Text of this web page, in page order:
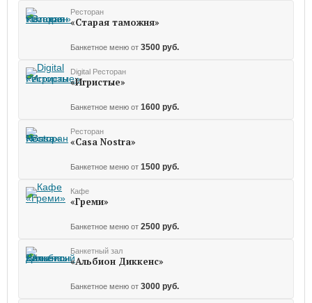
Ресторан
«Старая таможня»
Банкетное меню от 3500 руб.
Digital Ресторан
«Игристые»
Банкетное меню от 1600 руб.
Ресторан
«Casa Nostra»
Банкетное меню от 1500 руб.
Кафе
«Греми»
Банкетное меню от 2500 руб.
Банкетный зал
«Альбион Диккенс»
Банкетное меню от 3000 руб.